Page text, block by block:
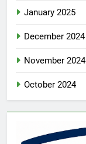
January 2025
December 2024
November 2024
October 2024